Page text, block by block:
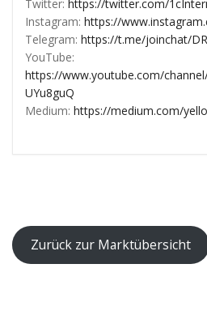
Twitter: https://twitter.com/
Instagram: https://
Telegram: https://t.me/joinchat/
YouTube:
https://www.youtube.com/
UYu8guQ
Medium: https://medium.com/
Zurück zur Marktübersicht